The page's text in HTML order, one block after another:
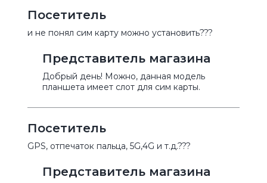
Посетитель
и не понял сим карту можно установить???
Представитель магазина
Добрый день! Можно, данная модель
планшета имеет слот для сим карты.
Посетитель
GPS, отпечаток пальца, 5G,4G и т.д.???
Представитель магазина